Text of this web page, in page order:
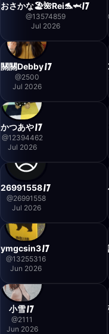
おさかな🏖🌺Rei🐬🦈
@13574859
Jul 2026
關關Debby
@2500
Jul 2026
かつあや
@12394462
Jul 2026
26991558
@26991558
Jul 2026
ymgcsin3
@13255316
Jun 2026
小雪
@2111
Jun 2026